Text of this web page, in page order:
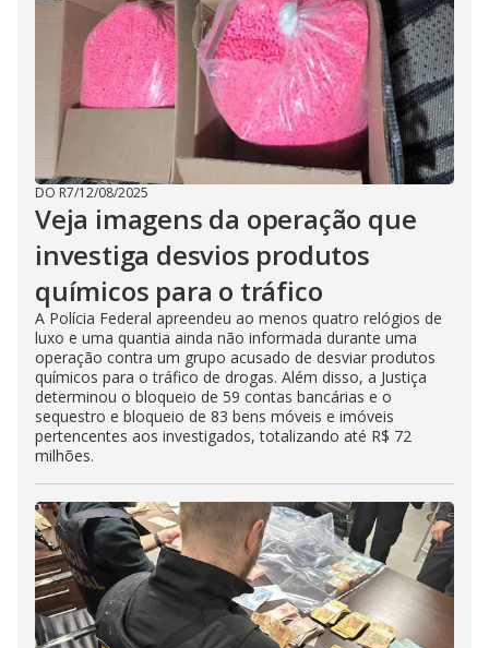
DO R7/12/08/2025
Veja imagens da operação que
investiga desvios produtos
químicos para o tráfico
A Polícia Federal apreendeu ao menos quatro relógios de
luxo e uma quantia ainda não informada durante uma
operação contra um grupo acusado de desviar produtos
químicos para o tráfico de drogas. Além disso, a Justiça
determinou o bloqueio de 59 contas bancárias e o
sequestro e bloqueio de 83 bens móveis e imóveis
pertencentes aos investigados, totalizando até R$ 72
milhões.